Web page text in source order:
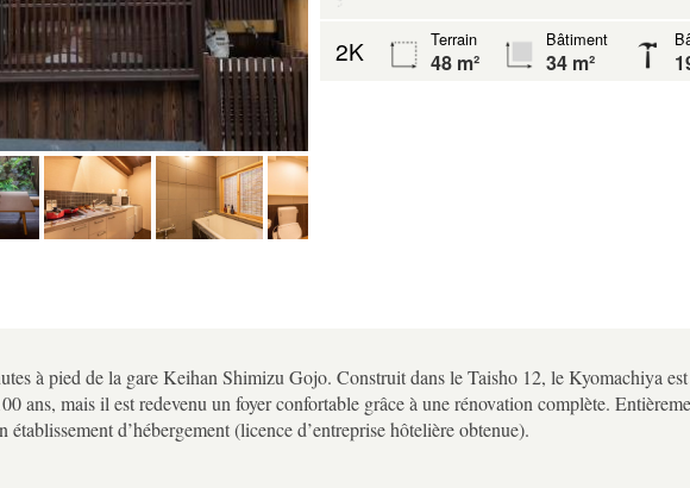
2K Terrain
48 m²
Bâtiment
34 m²
à pied de la gare Keihan Shimizu Gojo. Construit dans le Taisho 12, le Kyomachiya
ans, mais il est redevenu un foyer confortable grâce à une rénovation complète.
établissement d’hébergement (licence d’entreprise hôtelière obtenue).